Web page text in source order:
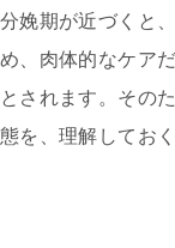
娩期が近づくと
、肉体的なケア
されます。その
を、理解してお